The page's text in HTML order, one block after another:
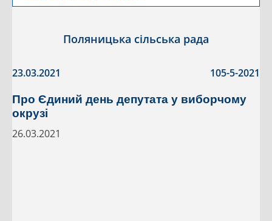
Поляницька сільська рада
23.03.2021 105-5-2021
Про Єдиний день депутата у виборчому
окрузі
26.03.2021